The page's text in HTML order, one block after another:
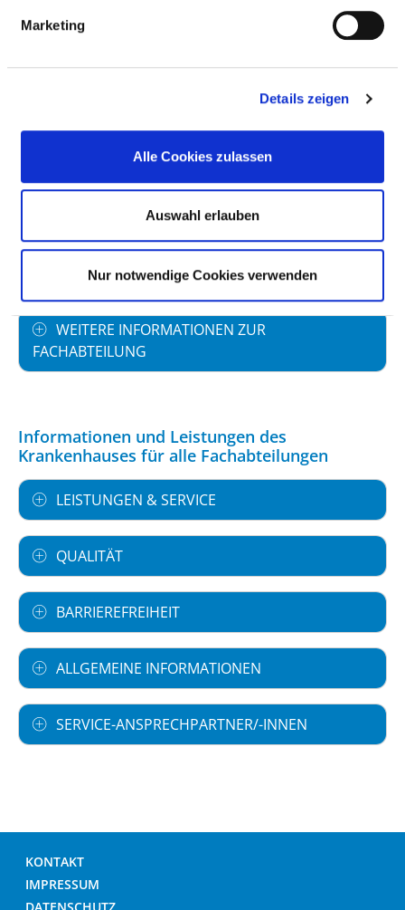
Marketing
Details zeigen
Alle Cookies zulassen
Auswahl erlauben
Nur notwendige Cookies verwenden
Vollstationäre Fallzahl: 578
FACHEXPERTISE UND WEITERBILDUNG
MEDIZINISCHES LEISTUNGSANGEBOT MIT
FALLZAHLEN
WEITERE INFORMATIONEN ZUR
FACHABTEILUNG
Informationen und Leistungen des
Krankenhauses für alle Fachabteilungen
LEISTUNGEN & SERVICE
QUALITÄT
BARRIEREFREIHEIT
ALLGEMEINE INFORMATIONEN
SERVICE-ANSPRECHPARTNER/-INNEN
KONTAKT
IMPRESSUM